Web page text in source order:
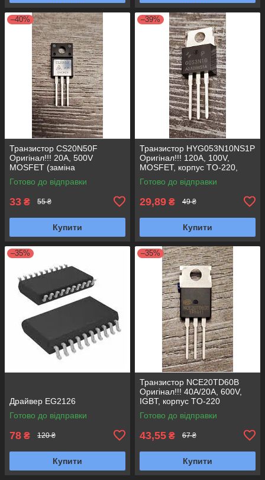
–40%
Транзистор CS20N50F
Оригінал!!! 20A, 500V
MOSFET (заміна
FTP20N50A) N-канал TO-
220F
Готово до відправки
33 ₴ 55 ₴
Купити
–39%
Транзистор HYG053N10NS1P
Оригінал!!! 120A, 100V,
MOSFET, корпус TO-220,
Заміна для AP160N10P,
G053N10
Готово до відправки
29,89 ₴ 49 ₴
Купити
–35%
Драйвер EG2126
Готово до відправки
78 ₴ 120 ₴
Купити
–35%
Транзистор NCE20TD60B
Оригінал!!! 40A/20A, 600V,
IGBT, корпус TO-220
Готово до відправки
43,55 ₴ 67 ₴
Купити